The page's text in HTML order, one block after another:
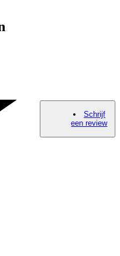
Schrijf
een review